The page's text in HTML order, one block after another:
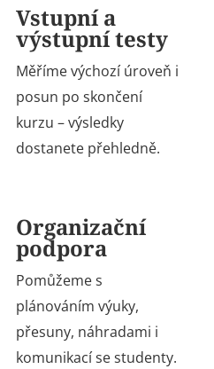
Vstupní a
výstupní testy
Měříme výchozí úroveň i
posun po skončení
kurzu – výsledky
dostanete přehledně.
Organizační
podpora
Pomůžeme s
plánováním výuky,
přesuny, náhradami i
komunikací se studenty.